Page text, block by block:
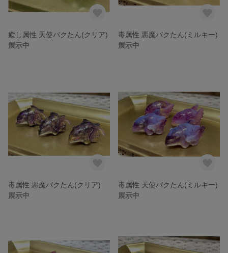
癒し属性 天使バクたん(クリア)
展示中
毒属性 悪魔バクたん(ミルキー)
展示中
毒属性 悪魔バクたん(クリア)
展示中
毒属性 天使バクたん(ミルキー)
展示中